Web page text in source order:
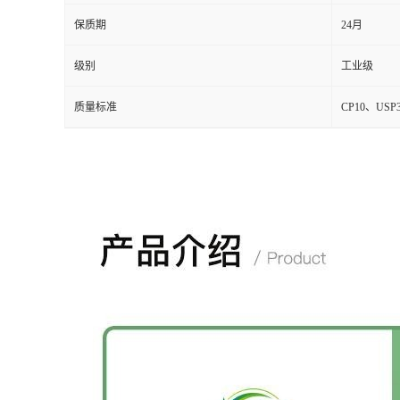
保质期 24月
级别 工业级
质量标准 CP10、